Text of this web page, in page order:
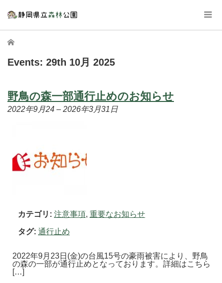
ホーム
Events: 29th 10月 2025
野鳥の森一部通行止めのお知らせ
2022年9月24 – 2026年3月31日
カテゴリ: 注意事項, 重要なお知らせ
タグ: 通行止め
2022年9月23日(金)の台風15号の豪雨被害により、野鳥
の森の一部が通行止めとなっております。詳細はこちら
[…]